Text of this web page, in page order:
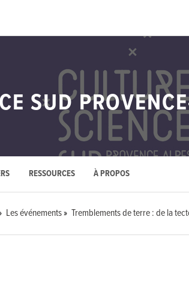
SUD
RESSOURCES À PROPOS
Les événements Tremblements de terre : de la